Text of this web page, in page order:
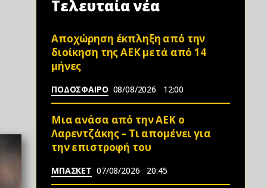
Τελευταία νέα
Αποχώρηση έκπληξη από την
διοίκηση της ΑΕΚ μετά από 14
μήνες
ΠΟΔΟΣΦΑΙΡΟ 08/08/2026 12:00
Μια ανάσα από την ΑΕΚ ο
Λαρεντζάκης – Τι απομένει για
την επιστροφή του
ΜΠΑΣΚΕΤ 07/08/2026 20:45